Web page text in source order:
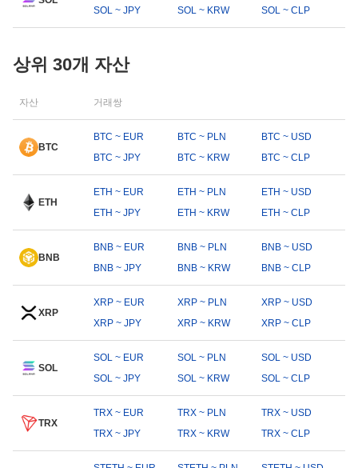
SOL ~ JPY
SOL ~ KRW SOL ~ CLP
상위 30개 자산
자산 거래쌍
BTC
BTC ~ EUR BTC ~ PLN
BTC ~ USD
BTC ~ JPY
BTC ~ KRW BTC ~ CLP
ETH
ETH ~ EUR ETH ~ PLN
ETH ~ USD
ETH ~ JPY
ETH ~ KRW ETH ~ CLP
BNB
BNB ~ EUR BNB ~ PLN
BNB ~ USD
BNB ~ JPY
BNB ~ KRW BNB ~ CLP
XRP
XRP ~ EUR XRP ~ PLN
XRP ~ USD
XRP ~ JPY
XRP ~ KRW XRP ~ CLP
SOL
SOL ~ EUR SOL ~ PLN
SOL ~ USD
SOL ~ JPY
SOL ~ KRW SOL ~ CLP
TRX
TRX ~ EUR TRX ~ PLN
TRX ~ USD
TRX ~ JPY
TRX ~ KRW TRX ~ CLP